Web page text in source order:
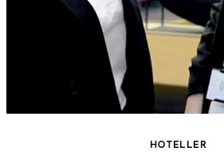
HOTELLER